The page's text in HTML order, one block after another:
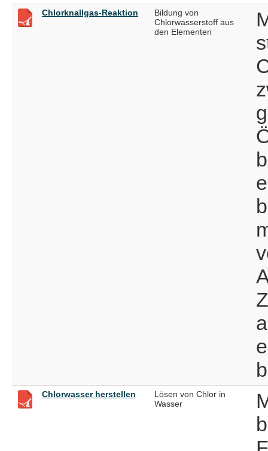
Chlorknallgas-Reaktion
Bildung von
Chlorwasserstoff aus
den Elementen
Chlorwasser herstellen
Lösen von Chlor in
Wasser